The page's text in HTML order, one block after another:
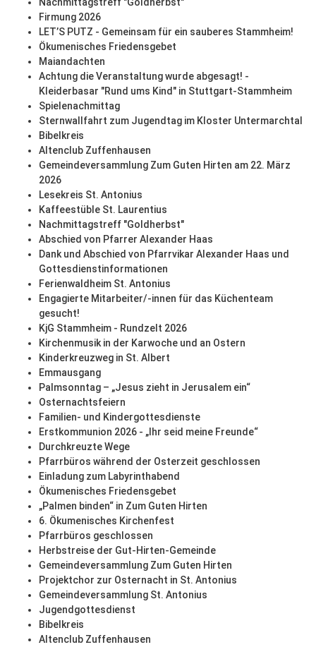
Firmung 2026
LET’S PUTZ - Gemeinsam für ein sauberes Stammheim!
Ökumenisches Friedensgebet
Maiandachten
Achtung die Veranstaltung wurde abgesagt! -
Kleiderbasar "Rund ums Kind" in Stuttgart-Stammheim
Spielenachmittag
Sternwallfahrt zum Jugendtag im Kloster Untermarchtal
Bibelkreis
Altenclub Zuffenhausen
Gemeindeversammlung Zum Guten Hirten am 22. März
2026
Lesekreis St. Antonius
Kaffeestüble St. Laurentius
Nachmittagstreff "Goldherbst"
Abschied von Pfarrer Alexander Haas
Dank und Abschied von Pfarrvikar Alexander Haas und
Gottesdienstinformationen
Ferienwaldheim St. Antonius
Engagierte Mitarbeiter/-innen für das Küchenteam
gesucht!
KjG Stammheim - Rundzelt 2026
Kirchenmusik in der Karwoche und an Ostern
Kinderkreuzweg in St. Albert
Emmausgang
Palmsonntag – „Jesus zieht in Jerusalem ein“
Osternachtsfeiern
Familien- und Kindergottesdienste
Erstkommunion 2026 - „Ihr seid meine Freunde“
Durchkreuzte Wege
Pfarrbüros während der Osterzeit geschlossen
Einladung zum Labyrinthabend
Ökumenisches Friedensgebet
„Palmen binden“ in Zum Guten Hirten
6. Ökumenisches Kirchenfest
Pfarrbüros geschlossen
Herbstreise der Gut-Hirten-Gemeinde
Gemeindeversammlung Zum Guten Hirten
Projektchor zur Osternacht in St. Antonius
Gemeindeversammlung St. Antonius
Jugendgottesdienst
Bibelkreis
Altenclub Zuffenhausen